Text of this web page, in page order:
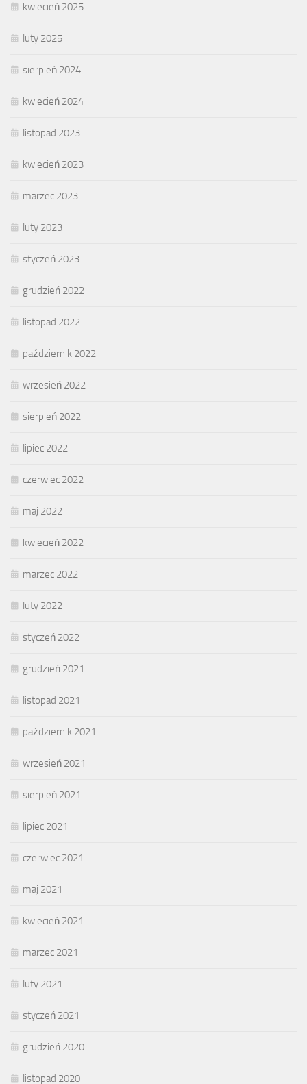
kwiecień 2025
luty 2025
sierpień 2024
kwiecień 2024
listopad 2023
kwiecień 2023
marzec 2023
luty 2023
styczeń 2023
grudzień 2022
listopad 2022
październik 2022
wrzesień 2022
sierpień 2022
lipiec 2022
czerwiec 2022
maj 2022
kwiecień 2022
marzec 2022
luty 2022
styczeń 2022
grudzień 2021
listopad 2021
październik 2021
wrzesień 2021
sierpień 2021
lipiec 2021
czerwiec 2021
maj 2021
kwiecień 2021
marzec 2021
luty 2021
styczeń 2021
grudzień 2020
listopad 2020